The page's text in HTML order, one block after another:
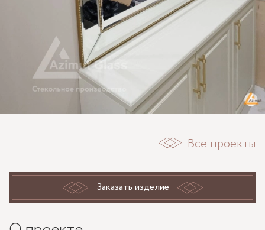
Все проекты
Заказать изделие